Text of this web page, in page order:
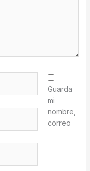
Guarda
mi
nombre,
correo